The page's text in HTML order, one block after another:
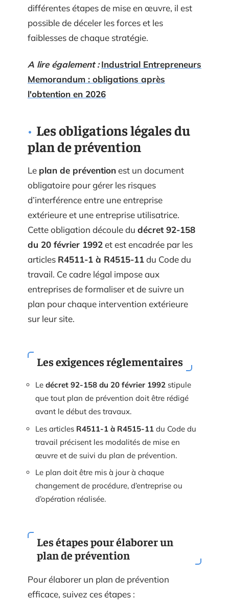
différentes étapes de mise en œuvre, il est
possible de déceler les forces et les
faiblesses de chaque stratégie.
A lire également : Industrial Entrepreneurs
Memorandum : obligations après
l'obtention en 2026
Les obligations légales du
plan de prévention
Le plan de préventionest un document
obligatoire pour gérer les risques
d’interférence entre une entreprise
extérieure et une entreprise utilisatrice.
Cette obligation découle du décret 92-158
du 20 février 1992et est encadrée par les
articles R4511-1 à R4515-11du Code du
travail. Ce cadre légal impose aux
entreprises de formaliser et de suivre un
plan pour chaque intervention extérieure
sur leur site.
Les exigences réglementaires
Le décret 92-158 du 20 février 1992 stipule
que tout plan de prévention doit être rédigé
avant le début des travaux.
Les articles R4511-1 à R4515-11 du Code du
travail précisent les modalités de mise en
œuvre et de suivi du plan de prévention.
Le plan doit être mis à jour à chaque
changement de procédure, d’entreprise ou
d’opération réalisée.
Les étapes pour élaborer un
plan de prévention
Pour élaborer un plan de prévention
efficace, suivez ces étapes :